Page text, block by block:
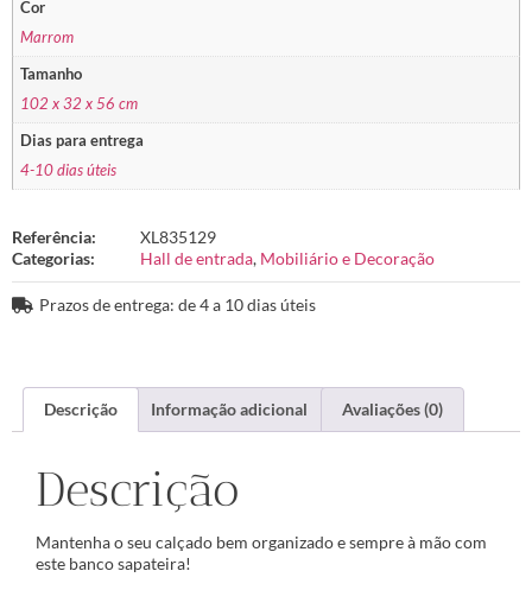
Cor
Marrom
Tamanho
102 x 32 x 56 cm
Dias para entrega
4-10 dias úteis
Referência:
XL835129
Categorias:
Hall de entrada, Mobiliário e Decoração
Prazos de entrega: de 4 a 10 dias úteis
Descrição Informação adicional Avaliações (0)
Descrição
Mantenha o seu calçado bem organizado e sempre à mão com
este banco sapateira!